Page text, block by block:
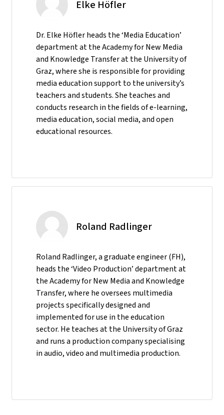
Elke Höfler
Dr. Elke Höfler heads the ‘Media Education’
department at the Academy for New Media
and Knowledge Transfer at the University of
Graz, where she is responsible for providing
media education support to the university’s
teachers and students. She teaches and
conducts research in the fields of e-learning,
media education, social media, and open
educational resources.
Roland Radlinger
Roland Radlinger, a graduate engineer (FH),
heads the ‘Video Production’ department at
the Academy for New Media and Knowledge
Transfer, where he oversees multimedia
projects specifically designed and
implemented for use in the education
sector. He teaches at the University of Graz
and runs a production company specialising
in audio, video and multimedia production.